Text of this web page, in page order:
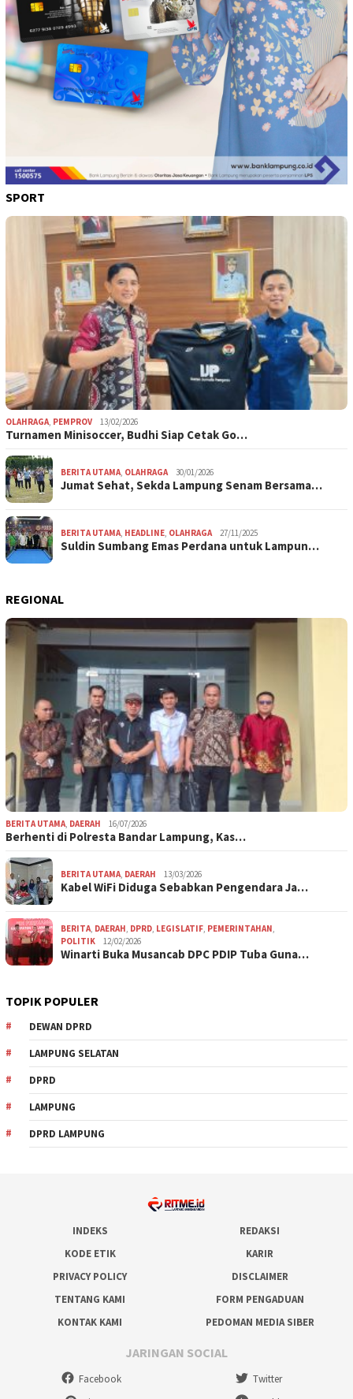
SPORT
OLAHRAGA PEMPROV 13/02/2026
Turnamen Minisoccer, Budhi Siap Cetak Go…
BERITA UTAMA OLAHRAGA 30/01/2026
Jumat Sehat, Sekda Lampung Senam Bersama…
BERITA UTAMA HEADLINE OLAHRAGA 27/11/2025
Suldin Sumbang Emas Perdana untuk Lampun…
REGIONAL
BERITA UTAMA DAERAH 16/07/2026
Berhenti di Polresta Bandar Lampung, Kas…
BERITA UTAMA DAERAH 13/03/2026
Kabel WiFi Diduga Sebabkan Pengendara Ja…
BERITA DAERAH DPRD LEGISLATIF PEMERINTAHAN
POLITIK
12/02/2026
Winarti Buka Musancab DPC PDIP Tuba Guna…
TOPIK POPULER
DEWAN DPRD
LAMPUNG SELATAN
DPRD
LAMPUNG
DPRD LAMPUNG
INDEKS
REDAKSI
KODE ETIK
KARIR
PRIVACY POLICY
DISCLAIMER
TENTANG KAMI
FORM PENGADUAN
KONTAK KAMI
PEDOMAN MEDIA SIBER
JARINGAN SOCIAL
Facebook
Twitter